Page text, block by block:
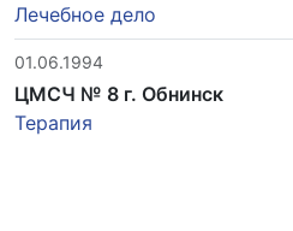
Лечебное дело
01.06.1994
ЦМСЧ № 8 г. Обнинск
Терапия